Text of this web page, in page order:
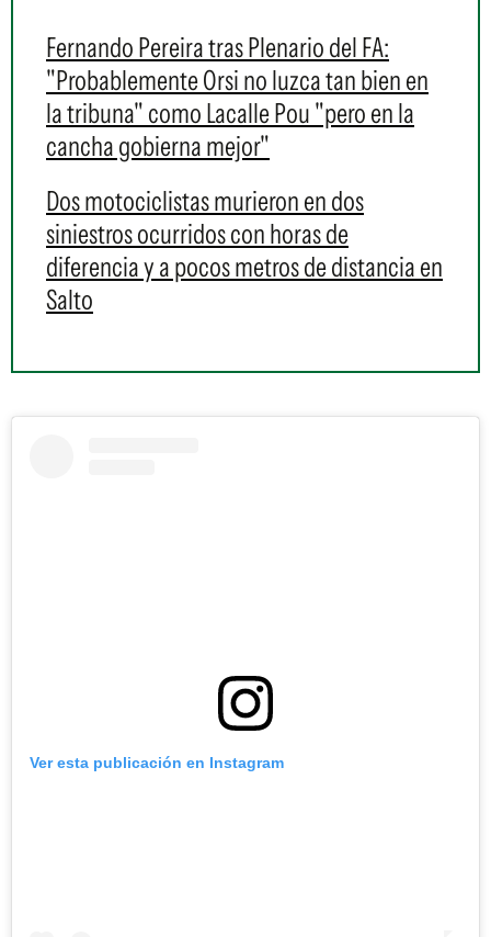
Fernando Pereira tras Plenario del FA:
"Probablemente Orsi no luzca tan bien en
la tribuna" como Lacalle Pou "pero en la
cancha gobierna mejor"
Dos motociclistas murieron en dos
siniestros ocurridos con horas de
diferencia y a pocos metros de distancia en
Salto
Ver esta publicación en Instagram